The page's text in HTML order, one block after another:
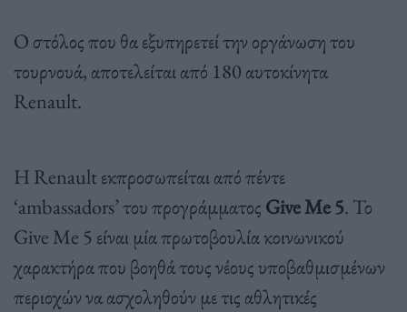
Ο στόλος που θα εξυπηρετεί την οργάνωση του
τουρνουά, αποτελείται από 180 αυτοκίνητα
Renault.
Η Renault εκπροσωπείται από πέντε
‘ambassadors’ του προγράμματος Give Me 5. Το
Give Me 5 είναι μία πρωτοβουλία κοινωνικού
χαρακτήρα που βοηθά τους νέους υποβαθμισμένων
περιοχών να ασχοληθούν με τις αθλητικές